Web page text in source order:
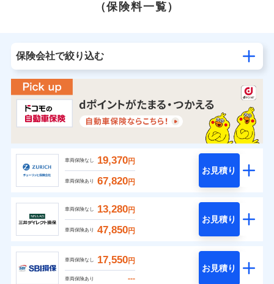
（保険料一覧）
保険会社で絞り込む
車両保険なし 19,370円
車両保険あり 67,820円
お見積り
車両保険なし 13,280円
車両保険あり 47,850円
お見積り
車両保険なし 17,550円
車両保険あり ---
お見積り